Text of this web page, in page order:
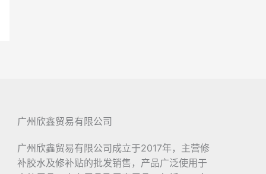
广州欣鑫贸易有限公司
广州欣鑫贸易有限公司成立于2017年，主营修
补胶水及修补贴的批发销售，产品广泛使用于